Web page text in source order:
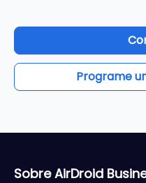
Programe
Sobre AirDroid